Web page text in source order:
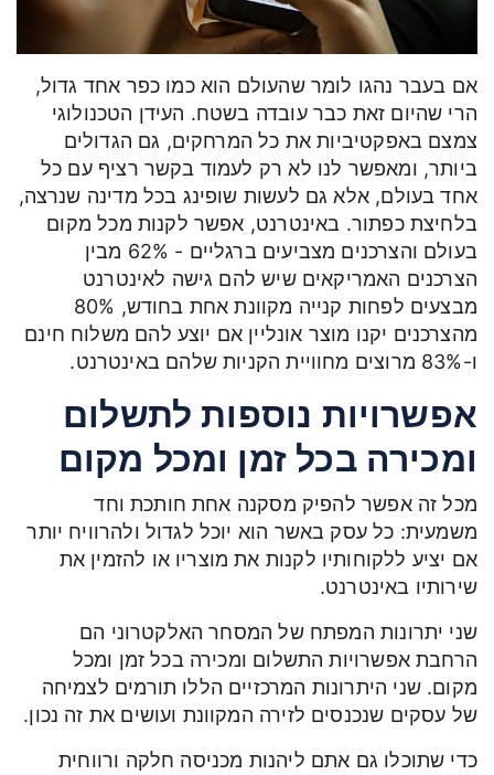
אם בעבר נהגו לומר שהעולם הוא כמו כפר אחד גדול,
הרי שהיום זאת כבר עובדה בשטח. העידן הטכנולוגי
צמצם באפקטיביות את כל המרחקים, גם הגדולים
ביותר, ומאפשר לנו לא רק לעמוד בקשר רציף עם כל
אחד בעולם, אלא גם לעשות שופינג בכל מדינה שנרצה,
בלחיצת כפתור. באינטרנט, אפשר לקנות מכל מקום
בעולם והצרכנים מצביעים ברגליים - 62% מבין
הצרכנים האמריקאים שיש להם גישה לאינטרנט
מבצעים לפחות קנייה מקוונת אחת בחודש, 80%
מהצרכנים יקנו מוצר אונליין אם יוצע להם משלוח חינם
ו-83% מרוצים מחוויית הקניות שלהם באינטרנט.
אפשרויות נוספות לתשלום
ומכירה בכל זמן ומכל מקום
מכל זה אפשר להפיק מסקנה אחת חותכת וחד
משמעית: כל עסק באשר הוא יוכל לגדול ולהרוויח יותר
אם יציע ללקוחותיו לקנות את מוצריו או להזמין את
שירותיו באינטרנט.
שני יתרונות המפתח של המסחר האלקטרוני הם
הרחבת אפשרויות התשלום ומכירה בכל זמן ומכל
מקום. שני היתרונות המרכזיים הללו תורמים לצמיחה
של עסקים שנכנסים לזירה המקוונת ועושים את זה נכון.
כדי שתוכלו גם אתם ליהנות מכניסה חלקה ורווחית